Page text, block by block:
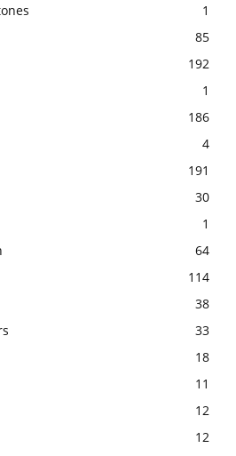
1
85
192
1
186
4
191
30
1
64
114
38
33
18
11
12
12